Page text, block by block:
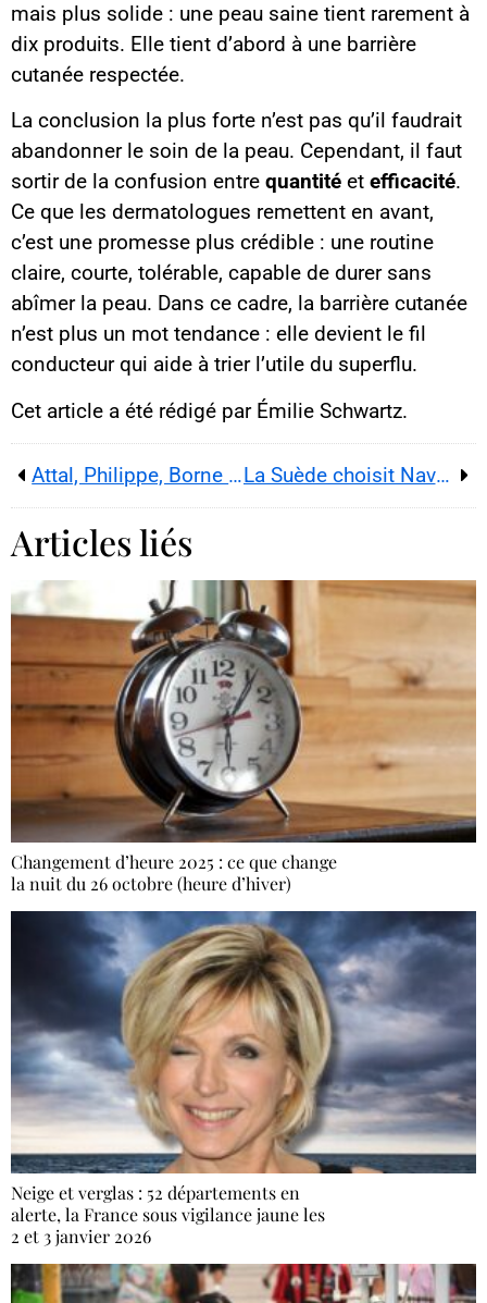
mais plus solide : une peau saine tient rarement à
dix produits. Elle tient d’abord à une barrière
cutanée respectée.
La conclusion la plus forte n’est pas qu’il faudrait
abandonner le soin de la peau. Cependant, il faut
sortir de la confusion entre quantité et efficacité.
Ce que les dermatologues remettent en avant,
c’est une promesse plus crédible : une routine
claire, courte, tolérable, capable de durer sans
abîmer la peau. Dans ce cadre, la barrière cutanée
n’est plus un mot tendance : elle devient le fil
conducteur qui aide à trier l’utile du superflu.
Cet article a été rédigé par Émilie Schwartz.
Attal, Philippe, Borne et Bayrou installent la bataille du centre dans l’après-Macron pour 2027 La Suède choisit Naval Group pour quatre frégates et muscle sa défense aérienne en Baltique dans l’ère OTAN
Articles liés
Changement d’heure 2025 : ce que change
la nuit du 26 octobre (heure d’hiver)
Neige et verglas : 52 départements en
alerte, la France sous vigilance jaune les
2 et 3 janvier 2026